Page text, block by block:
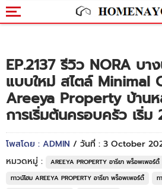
EP.2137 รีวิว NORA บา
แบบใหม่ สไตล์ Minimal
Areeya Property บ้านห
การเริ่มต้นครอบครัว เริ่ม
โพสโดย : ADMIN / วันที่ : 3 October
หมวดหมู่ :
AREEYA PROPERTY อารียา พร็อพเพอร์ตี้
ทาวน์โฮม AREEYA PROPERTY อารียา พร็อพเพอร์ตี้
ท